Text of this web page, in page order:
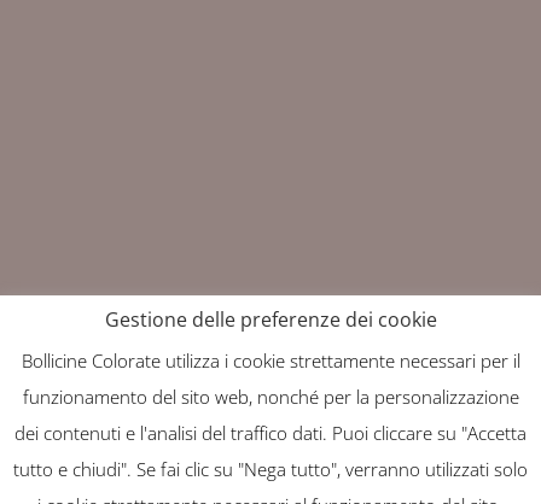
Copyright: Bollicine Colorate 2025
Progettato e realizzato da
Gestione delle preferenze dei cookie
Bollicine Colorate utilizza i cookie strettamente necessari per il
funzionamento del sito web, nonché per la personalizzazione
dei contenuti e l'analisi del traffico dati. Puoi cliccare su "Accetta
tutto e chiudi". Se fai clic su "Nega tutto", verranno utilizzati solo